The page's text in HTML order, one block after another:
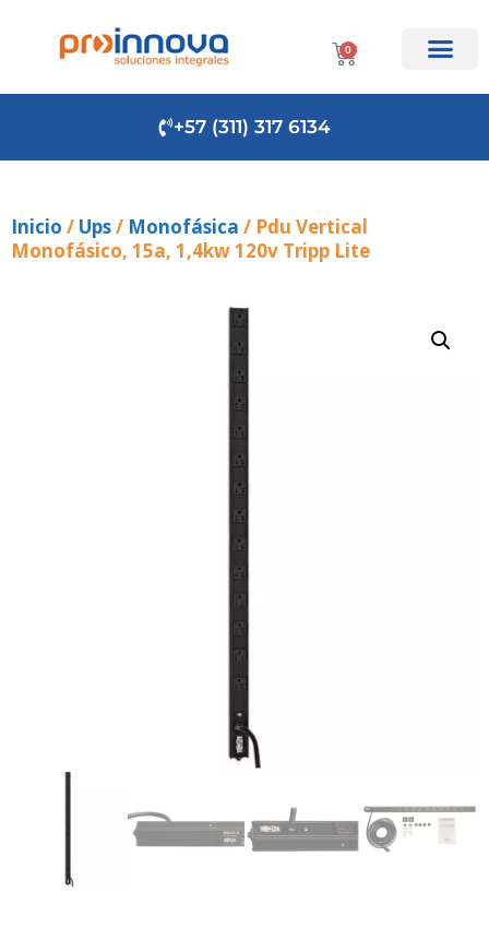
0
+57 (311) 317 6134
Inicio / Ups/ Monofásica / Pdu Vertical
Monofásico, 15a, 1,4kw 120v Tripp Lite